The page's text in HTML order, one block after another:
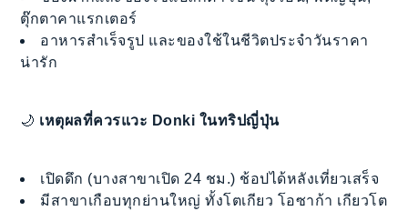
ตุ๊กตาคาแรกเตอร์
อาหารสำเร็จรูป และของใช้ในชีวิตประจำวันราคา
น่ารัก
🌙 เหตุผลที่ควรแวะ Donki ในทริปญี่ปุ่น
เปิดดึก (บางสาขาเปิด 24 ชม.) ช้อปได้หลังเที่ยวเสร็จ
มีสาขาเกือบทุกย่านใหญ่ ทั้งโตเกียว โอซาก้า เกียวโต